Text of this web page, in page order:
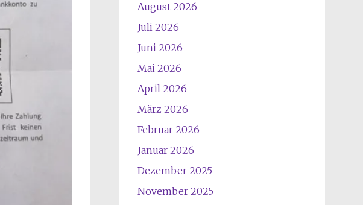
August 2026
Juli 2026
Juni 2026
Mai 2026
April 2026
März 2026
Februar 2026
Januar 2026
Dezember 2025
November 2025